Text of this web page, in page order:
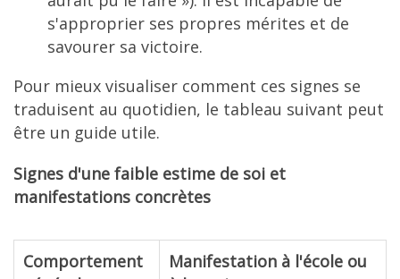
s'approprier ses propres mérites et de
savourer sa victoire.
Pour mieux visualiser comment ces signes se
traduisent au quotidien, le tableau suivant peut
être un guide utile.
Signes d'une faible estime de soi et
manifestations concrètes
Comportement
Manifestation à l'école ou